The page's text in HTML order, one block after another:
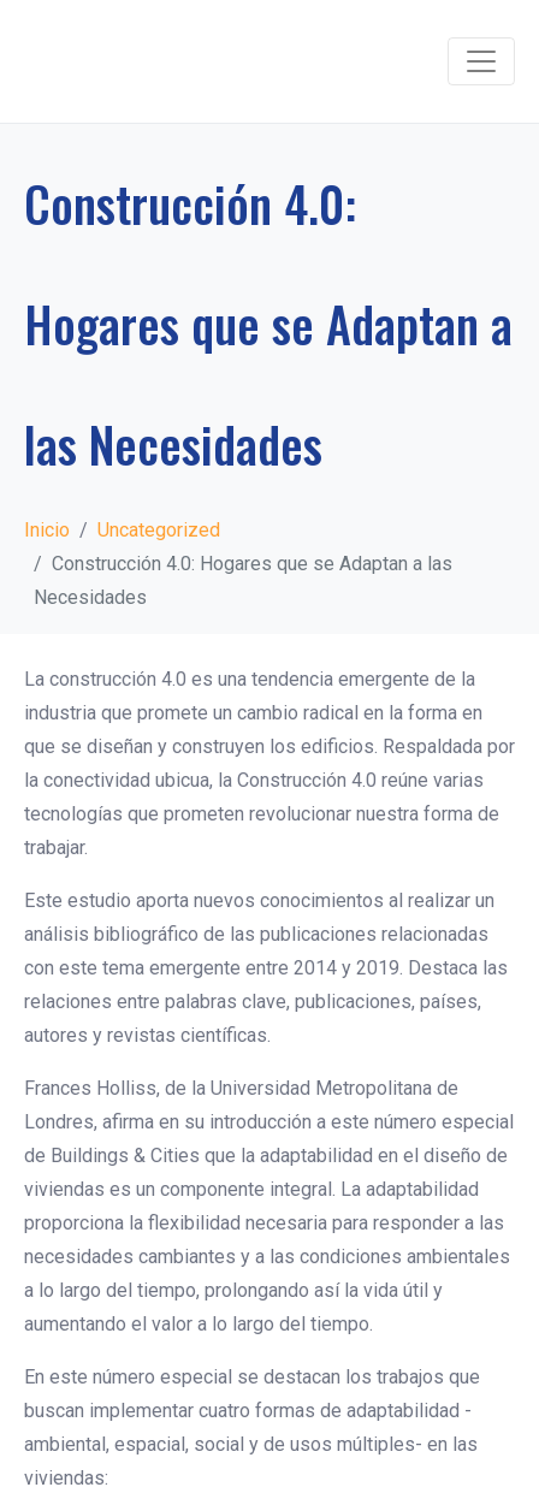
Construcción 4.0:
Hogares que se Adaptan a
las Necesidades
Inicio
Uncategorized
Construcción 4.0: Hogares que se Adaptan a las
Necesidades
La construcción 4.0 es una tendencia emergente de la
industria que promete un cambio radical en la forma en
que se diseñan y construyen los edificios. Respaldada por
la conectividad ubicua, la Construcción 4.0 reúne varias
tecnologías que prometen revolucionar nuestra forma de
trabajar.
Este estudio aporta nuevos conocimientos al realizar un
análisis bibliográfico de las publicaciones relacionadas
con este tema emergente entre 2014 y 2019. Destaca las
relaciones entre palabras clave, publicaciones, países,
autores y revistas científicas.
Frances Holliss, de la Universidad Metropolitana de
Londres, afirma en su introducción a este número especial
de Buildings & Cities que la adaptabilidad en el diseño de
viviendas es un componente integral. La adaptabilidad
proporciona la flexibilidad necesaria para responder a las
necesidades cambiantes y a las condiciones ambientales
a lo largo del tiempo, prolongando así la vida útil y
aumentando el valor a lo largo del tiempo.
En este número especial se destacan los trabajos que
buscan implementar cuatro formas de adaptabilidad -
ambiental, espacial, social y de usos múltiples- en las
viviendas: